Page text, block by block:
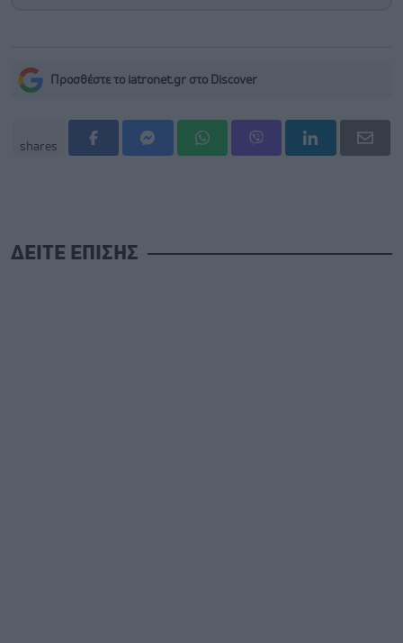
Προσθέστε το iatronet.gr στο Discover
shares
ΔΕΙΤΕ ΕΠΙΣΗΣ